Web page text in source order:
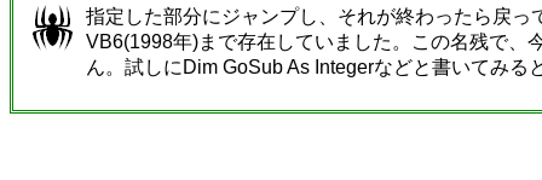
指定した部分にジャンプし、それが終わったら戻
VB6(1998年)まで存在していました。この名残で、
ん。試しにDim GoSub As Integerなどと書いてみる